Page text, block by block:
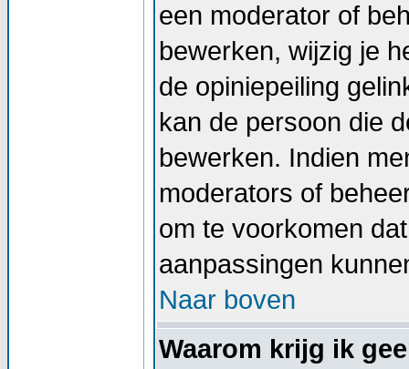
een moderator of
bewerken, wijzig je
de opiniepeiling
kan de persoon die
bewerken. Indien
moderators of
om te voorkomen
aanpassingen
Naar boven
Waarom krijg ik